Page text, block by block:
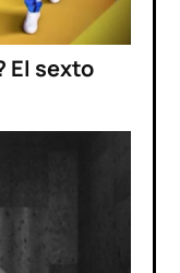
El sexto